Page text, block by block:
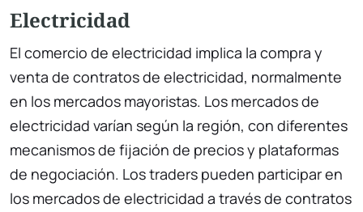
Electricidad
El comercio de electricidad implica la compra y
venta de contratos de electricidad, normalmente
en los mercados mayoristas. Los mercados de
electricidad varían según la región, con diferentes
mecanismos de fijación de precios y plataformas
de negociación. Los traders pueden participar en
los mercados de electricidad a través de contratos